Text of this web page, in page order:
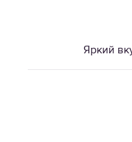
Яркий